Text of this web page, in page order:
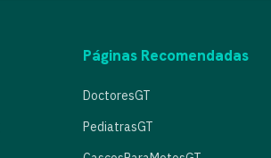
Páginas Recomendadas
DoctoresGT
PediatrasGT